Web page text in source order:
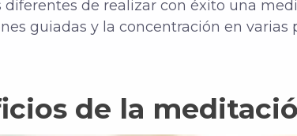
diferentes de realizar con éxito una
guiadas y la concentración en varias
de la